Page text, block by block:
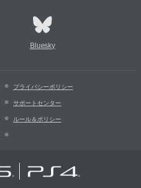
Bluesky
プライバシーポリシー
サポートセンター
ルール＆ポリシー